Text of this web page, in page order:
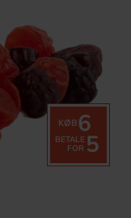
KØB6
BETALE
FOR 5